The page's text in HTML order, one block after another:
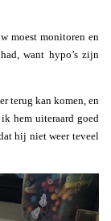
moest monitoren en
want hypo’s zijn
terug kan komen, en
hem uiteraard goed
hij niet weer teveel